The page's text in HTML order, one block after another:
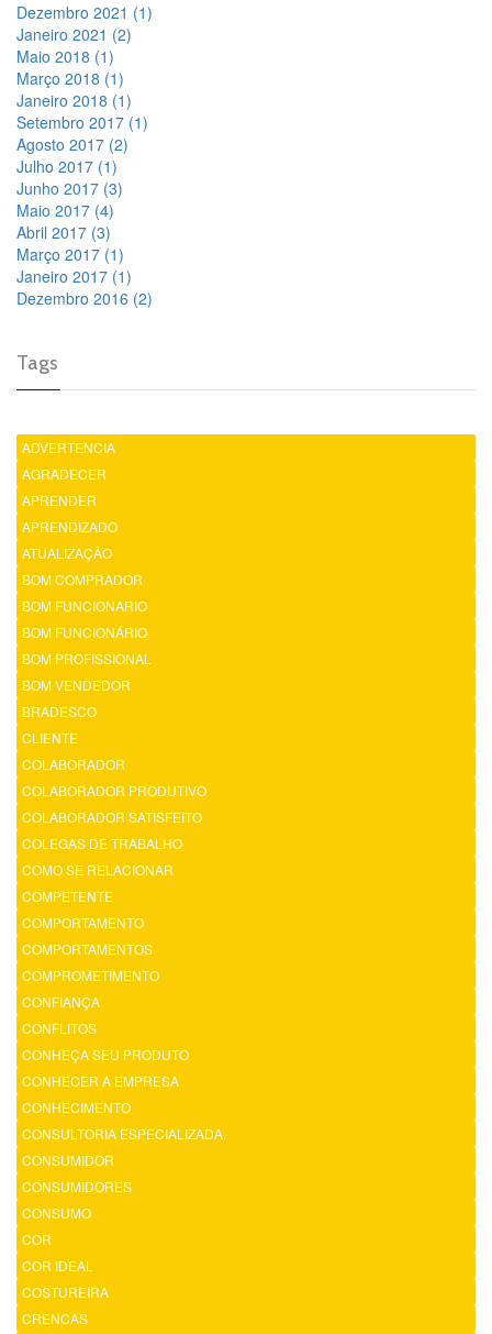
Dezembro 2021 (1)
Janeiro 2021 (2)
Maio 2018 (1)
Março 2018 (1)
Janeiro 2018 (1)
Setembro 2017 (1)
Agosto 2017 (2)
Julho 2017 (1)
Junho 2017 (3)
Maio 2017 (4)
Abril 2017 (3)
Março 2017 (1)
Janeiro 2017 (1)
Dezembro 2016 (2)
Tags
ADVERTENCIA
AGRADECER
APRENDER
APRENDIZADO
ATUALIZAÇÃO
BOM COMPRADOR
BOM FUNCIONARIO
BOM FUNCIONÁRIO
BOM PROFISSIONAL
BOM VENDEDOR
BRADESCO
CLIENTE
COLABORADOR
COLABORADOR PRODUTIVO
COLABORADOR SATISFEITO
COLEGAS DE TRABALHO
COMO SE RELACIONAR
COMPETENTE
COMPORTAMENTO
COMPORTAMENTOS
COMPROMETIMENTO
CONFIANÇA
CONFLITOS
CONHEÇA SEU PRODUTO
CONHECER A EMPRESA
CONHECIMENTO
CONSULTORIA ESPECIALIZADA.
CONSUMIDOR
CONSUMIDORES
CONSUMO
COR
COR IDEAL
COSTUREIRA
CRENCAS